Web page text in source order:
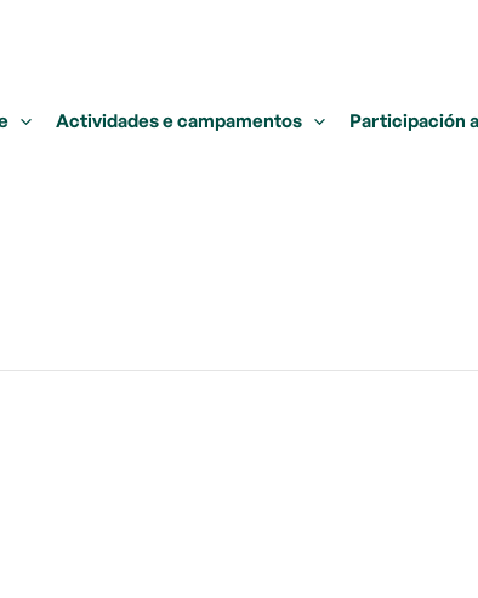
Actividades e campamentos Participación